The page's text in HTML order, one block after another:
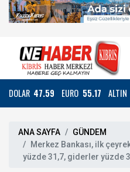
DOLAR 47.59 EURO 55.17 ALTIN
ANA SAYFA
GÜNDEM
Merkez Bankası, ilk
yüzde 31,7, giderler yüzde